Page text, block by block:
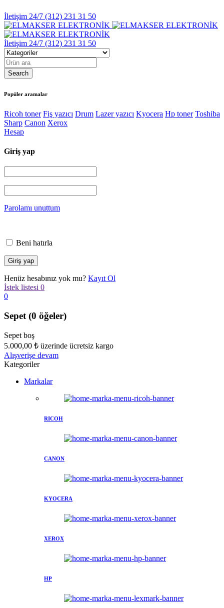
İletişim 24/7 (312) 231 31 50
İletişim 24/7 (312) 231 31 50
Popüler aramalar
Ricoh toner Fiş yazıcı Drum Lazer yazıcı Kyocera Hp toner Toshiba
Sharp Canon Xerox
Hesap
Giriş yap
Parolamı unuttum
Beni hatırla
Henüz hesabınız yok mu? Kayıt Ol
İstek listesi 0
0
Sepet (0 öğeler)
Sepet boş
5.000,00 ₺ üzerinde ücretsiz kargo
Alışverişe devam
Kategoriler
Markalar
RICOH
CANON
KYOCERA
XEROX
HP